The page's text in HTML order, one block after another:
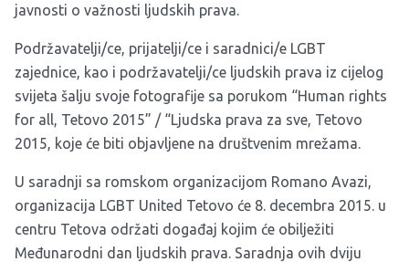
javnosti o važnosti ljudskih prava.
Podržavatelji/ce, prijatelji/ce i saradnici/e LGBT
zajednice, kao i podržavatelji/ce ljudskih prava iz cijelog
svijeta šalju svoje fotografije sa porukom “Human rights
for all, Tetovo 2015” / “Ljudska prava za sve, Tetovo
2015, koje će biti objavljene na društvenim mrežama.
U saradnji sa romskom organizacijom Romano Avazi,
organizacija LGBT United Tetovo će 8. decembra 2015. u
centru Tetova održati događaj kojim će obilježiti
Međunarodni dan ljudskih prava. Saradnja ovih dviju